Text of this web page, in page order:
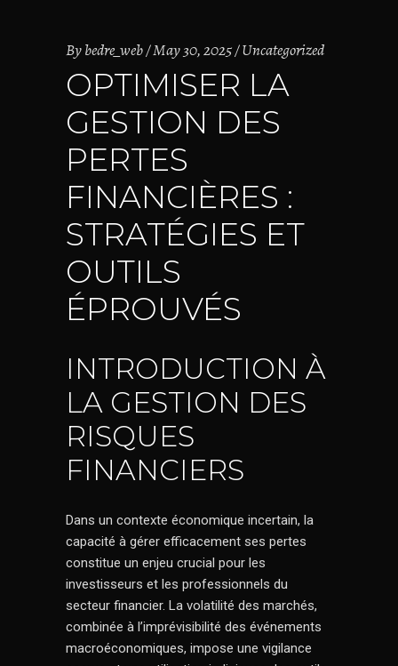
Bybedre_web May 30, 2025 Uncategorized
OPTIMISER LA
GESTION DES
PERTES
FINANCIÈRES :
STRATÉGIES ET
OUTILS
ÉPROUVÉS
INTRODUCTION À
LA GESTION DES
RISQUES
FINANCIERS
Dans un contexte économique incertain, la
capacité à gérer efficacement ses pertes
constitue un enjeu crucial pour les
investisseurs et les professionnels du
secteur financier. La volatilité des marchés,
combinée à l’imprévisibilité des événements
macroéconomiques, impose une vigilance